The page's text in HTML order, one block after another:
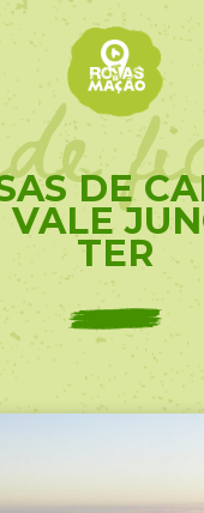
DE
VALE
TER